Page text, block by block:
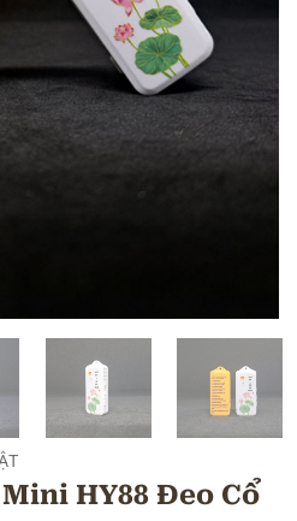
HY88 Đeo Cổ